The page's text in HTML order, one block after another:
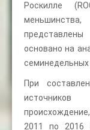
Роскилле
основано на
семинедельных
При
2011 по 2016